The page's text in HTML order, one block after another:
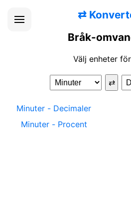
⇄
Bråk-
Välj enheter
⇄
Minuter - Decimaler
Minuter- Procent